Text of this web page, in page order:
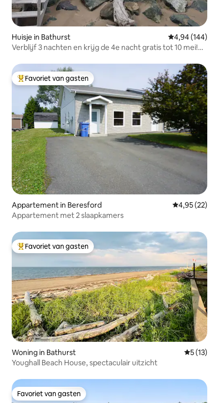
Huisje in Bathurst Gemiddelde
4,94 (144)
Verblijf 3 nachten en krijg de 4e nacht gratis tot 10 mei!
Topfavoriet van gasten
Favoriet van gasten
Appartement in Beresford Gemiddelde
4,95 (22)
Appartement met 2 slaapkamers
Topfavoriet van gasten
Favoriet van gasten
Woning in Bathurst
5 (13)
Youghall Beach House, spectaculair uitzicht
Favoriet van gasten
Favoriet van gasten